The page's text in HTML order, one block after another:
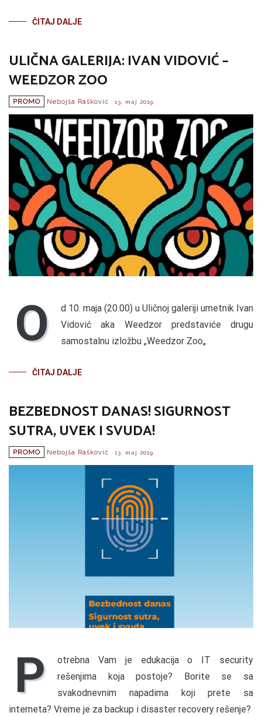
ČITAJ DALJE
ULIČNA GALERIJA: IVAN VIDOVIĆ –
WEEDZOR ZOO
PROMO Nebojša Rašković 13. maj 2019.
O
d 10. maja (20.00) u Uličnoj galeriji umetnik Ivan
Vidović aka Weedzor predstaviće drugu
samostalnu izložbu „Weedzor Zoo„.
ČITAJ DALJE
BEZBEDNOST DANAS! SIGURNOST
SUTRA, UVEK I SVUDA!
PROMO Nebojša Rašković 13. maj 2019.
P
otrebna Vam je edukacija o IT security
rešenjima koja postoje? Borite se sa
svakodnevnim napadima koji prete sa
interneta? Vreme je za backup i disaster recovery rešenje?